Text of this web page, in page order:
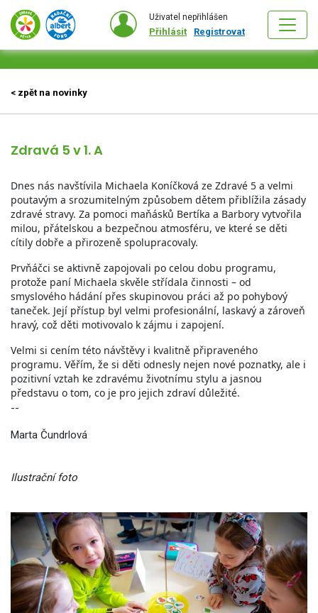
Uživatel nepřihlášen
Přihlásit Registrovat
< zpět na novinky
Zdravá 5 v 1. A
Dnes nás navštívila Michaela Koníčková ze Zdravé 5 a velmi
poutavým a srozumitelným způsobem dětem přiblížila zásady
zdravé stravy. Za pomoci maňásků Bertíka a Barbory vytvořila
milou, přátelskou a bezpečnou atmosféru, ve které se děti
cítily dobře a přirozeně spolupracovaly.
Prvňáčci se aktivně zapojovali po celou dobu programu,
protože paní Michaela skvěle střídala činnosti – od
smyslového hádání přes skupinovou práci až po pohybový
taneček. Její přístup byl velmi profesionální, laskavý a zároveň
hravý, což děti motivovalo k zájmu i zapojení.
Velmi si cením této návštěvy i kvalitně připraveného
programu. Věřím, že si děti odnesly nejen nové poznatky, ale i
pozitivní vztah ke zdravému životnímu stylu a jasnou
představu o tom, co je pro jejich zdraví důležité.
--
Marta Čundrlová
Ilustrační foto